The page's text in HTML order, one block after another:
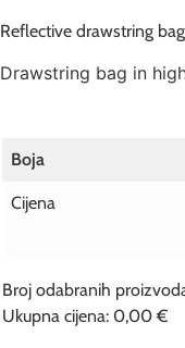
Reflective drawstring bag
Drawstring bag in
Boja
Cijena
Broj odabranih
Ukupna cijena: 0,00 €